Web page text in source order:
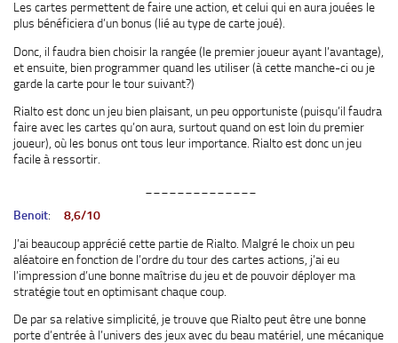
Les cartes permettent de faire une action, et celui qui en aura jouées le
plus bénéficiera d’un bonus (lié au type de carte joué).
Donc, il faudra bien choisir la rangée (le premier joueur ayant l’avantage),
et ensuite, bien programmer quand les utiliser (à cette manche-ci ou je
garde la carte pour le tour suivant?)
Rialto est donc un jeu bien plaisant, un peu opportuniste (puisqu’il faudra
faire avec les cartes qu’on aura, surtout quand on est loin du premier
joueur), où les bonus ont tous leur importance. Rialto est donc un jeu
facile à ressortir.
Benoit: 8,6/10
J’ai beaucoup apprécié cette partie de Rialto. Malgré le choix un peu
aléatoire en fonction de l’ordre du tour des cartes actions, j’ai eu
l’impression d’une bonne maîtrise du jeu et de pouvoir déployer ma
stratégie tout en optimisant chaque coup.
De par sa relative simplicité, je trouve que Rialto peut être une bonne
porte d’entrée à l’univers des jeux avec du beau matériel, une mécanique